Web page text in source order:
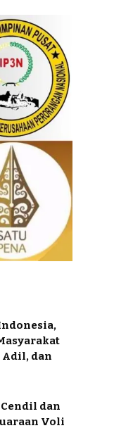
dan
Cendil dan
Voli